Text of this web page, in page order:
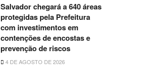
Salvador chegará a 640 áreas
protegidas pela Prefeitura
com investimentos em
contenções de encostas e
prevenção de riscos
4 DE AGOSTO DE 2026